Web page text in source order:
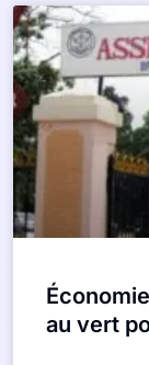
au vert